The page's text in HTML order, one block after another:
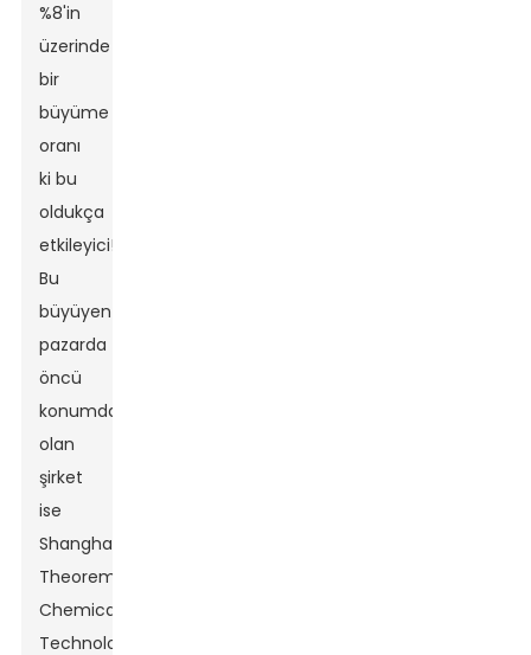
%8'in
üzerinde
bir
büyüme
oranı
ki bu
oldukça
etkileyici!
Bu
büyüyen
pazarda
öncü
konumda
olan
şirket
ise
Shanghai
Theorem
Chemical
Technology